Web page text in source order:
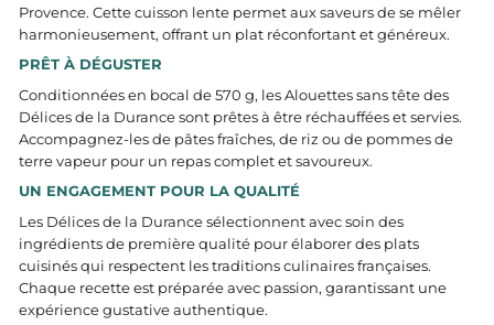
Provence. Cette cuisson lente permet aux saveurs de se mêler
harmonieusement, offrant un plat réconfortant et généreux.​
PRÊT À DÉGUSTER
Conditionnées en bocal de 570 g, les Alouettes sans tête des
Délices de la Durance sont prêtes à être réchauffées et servies.
Accompagnez-les de pâtes fraîches, de riz ou de pommes de
terre vapeur pour un repas complet et savoureux.​
UN ENGAGEMENT POUR LA QUALITÉ
Les Délices de la Durance sélectionnent avec soin des
ingrédients de première qualité pour élaborer des plats
cuisinés qui respectent les traditions culinaires françaises.
Chaque recette est préparée avec passion, garantissant une
expérience gustative authentique.​